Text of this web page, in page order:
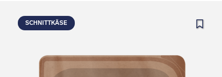
SCHNITTKÄSE